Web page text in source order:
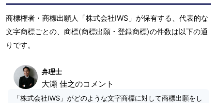
商標権者・商標出願人「株式会社IWS」が保有する、代表的な
文字商標ごとの、商標(商標出願・登録商標)の件数は以下の通
りです。
弁理士
大瀬 佳之のコメント
「株式会社IWS」がどのような文字商標に対して商標出願をし